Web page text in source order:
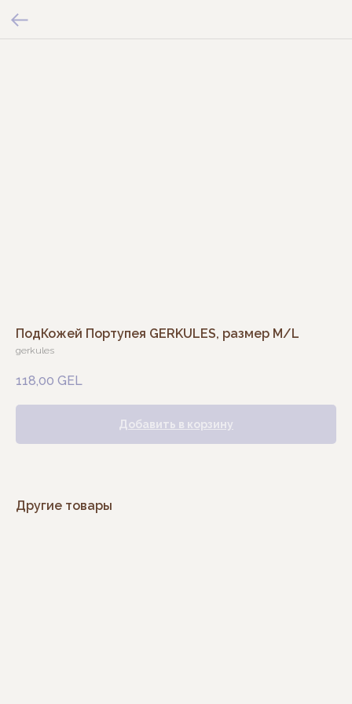
ПодКожей Портупея GERKULES, размер M/L
gerkules
118,00 GEL
Добавить в корзину
Другие товары